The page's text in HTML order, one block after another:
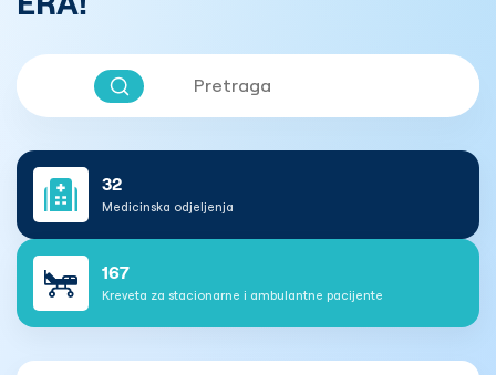
32
Medicinska odjeljenja
167
Kreveta za stacionarne i ambulantne pacijente